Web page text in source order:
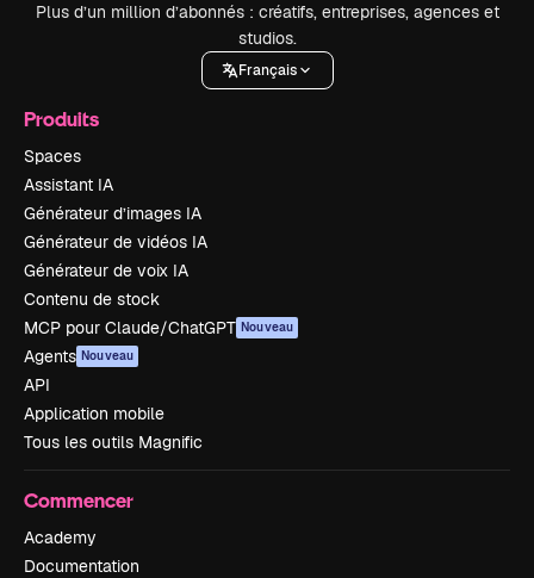
Plus d’un million d’abonnés : créatifs, entreprises, agences et
studios.
Français
Produits
Spaces
Assistant IA
Générateur d’images IA
Générateur de vidéos IA
Générateur de voix IA
Contenu de stock
MCP pour Claude/ChatGPT Nouveau
Agents Nouveau
API
Application mobile
Tous les outils Magnific
Commencer
Academy
Documentation